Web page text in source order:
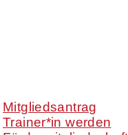
Mitgliedsantrag
Trainer*in werden